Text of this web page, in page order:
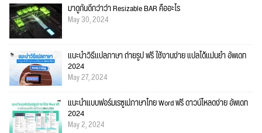
มาดูกันดีกว่าว่า Resizable BAR คืออะไร
May 30, 2024
แนะนำวิธีแปลภาษา ถ่ายรูป ฟรี ใช้งานง่าย แปลได้แม่นยำ อัพเดท
2024
May 27, 2024
แนะนำแบบฟอร์มเรซูเม่ภาษาไทย Word ฟรี ดาวน์โหลดง่าย อัพเดท
2024
May 2, 2024